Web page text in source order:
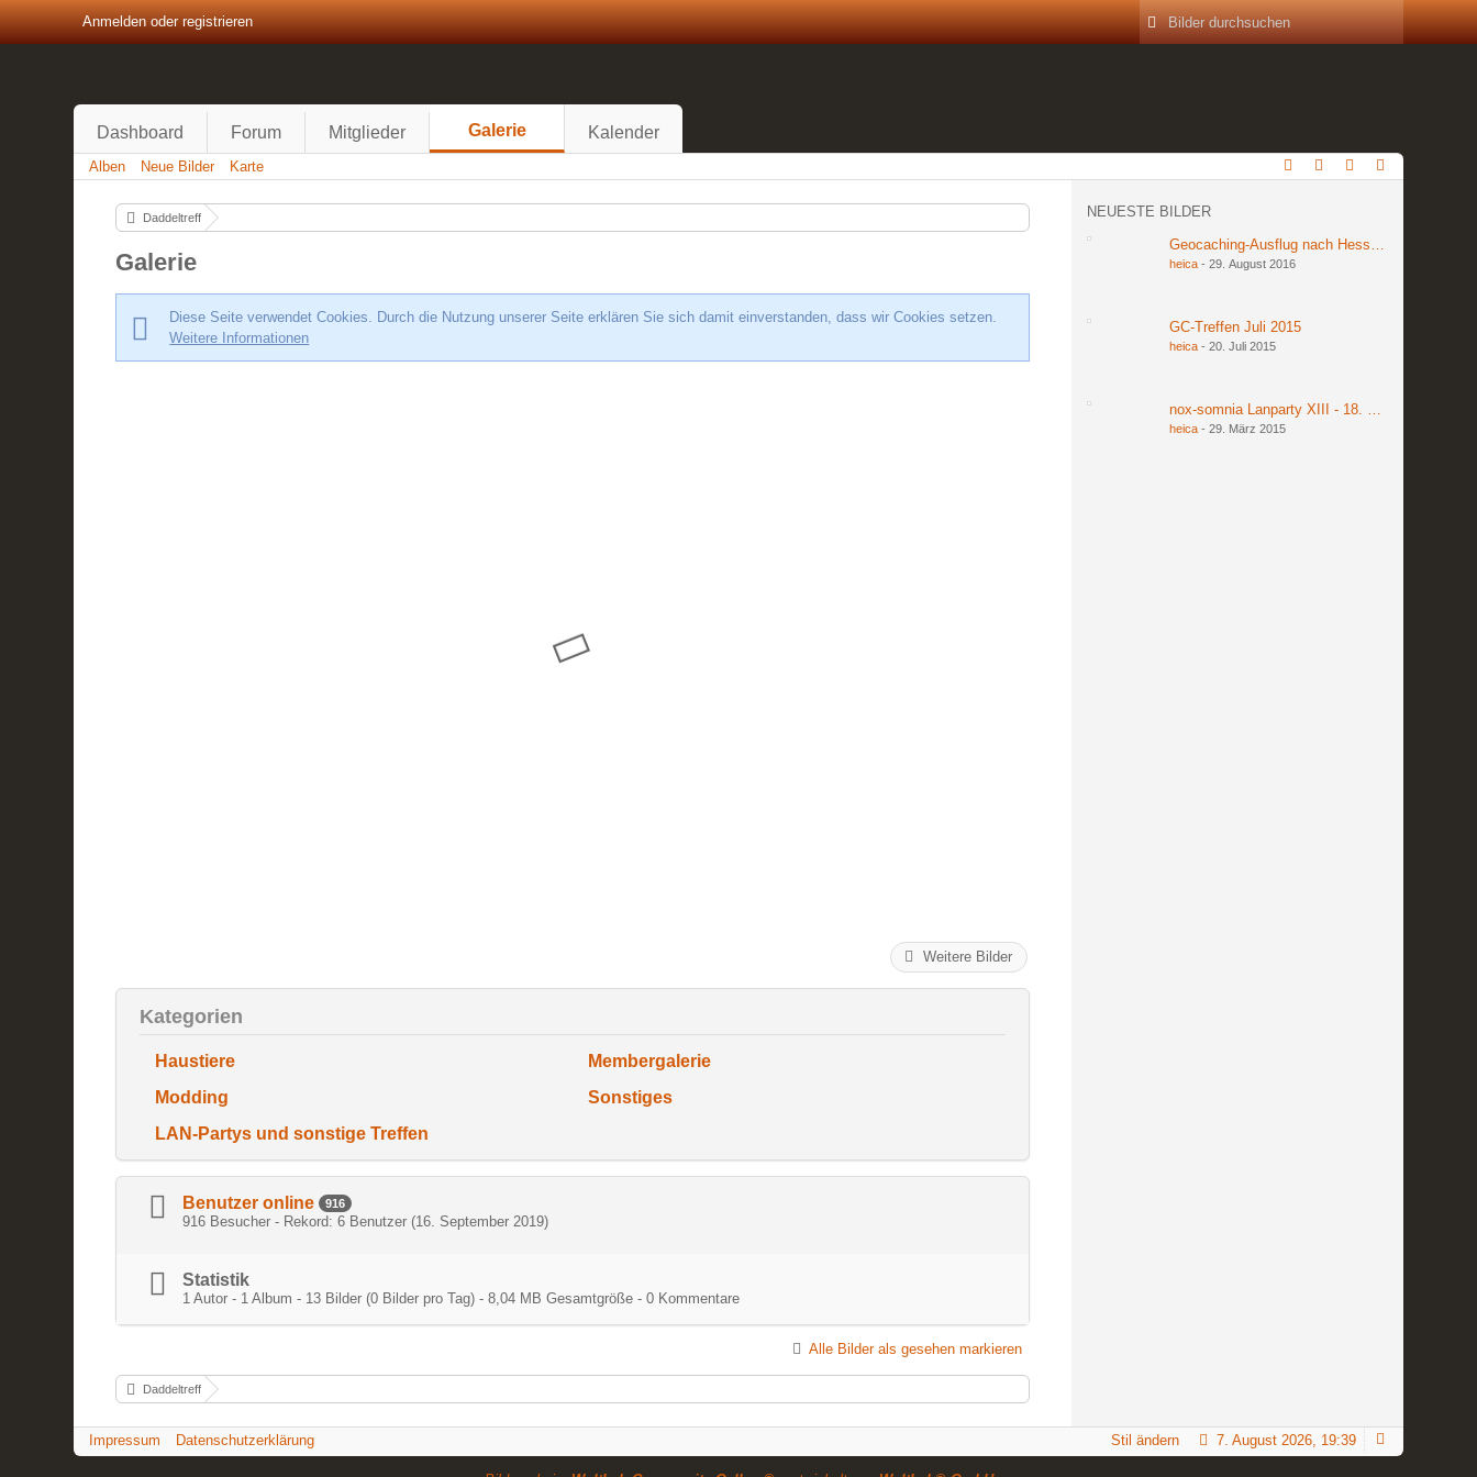
Anmelden oder registrieren
Dashboard Forum Mitglieder Galerie Kalender
Alben Neue Bilder Karte
Daddeltreff
Galerie
Diese Seite verwendet Cookies. Durch die Nutzung unserer Seite erklären Sie sich damit einverstanden, dass wir Cookies setzen.
Weitere Informationen
Weitere Bilder
Kategorien
Haustiere
Membergalerie
Modding
Sonstiges
LAN-Partys und sonstige Treffen
Benutzer online 916
916 Besucher - Rekord: 6 Benutzer (16. September 2019)
Statistik
1 Autor - 1 Album - 13 Bilder (0 Bilder pro Tag) - 8,04 MB Gesamtgröße - 0 Kommentare
Alle Bilder als gesehen markieren
Daddeltreff
NEUESTE BILDER
Geocaching-Ausflug nach Hessen am 27. und
heica -29. August 2016
GC-Treffen Juli 2015
heica -20. Juli 2015
nox-somnia Lanparty XIII - 18. bis 20. März
heica -29. März 2015
Impressum Datenschutzerklärung 7. August 2026, 19:39
Stil ändern